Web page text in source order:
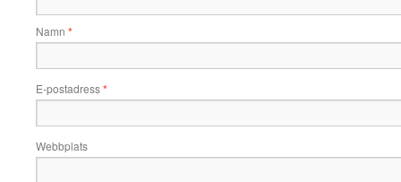
Namn *
E-postadress*
Webbplats